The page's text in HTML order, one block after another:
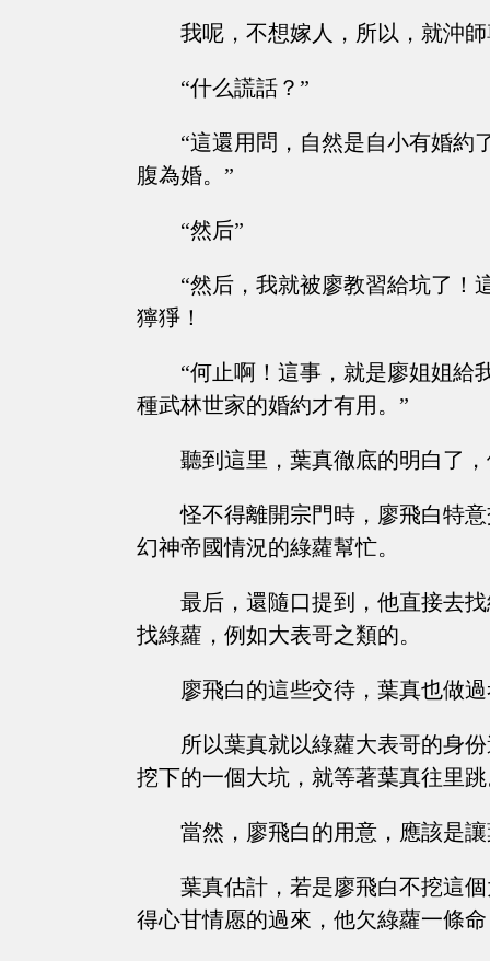
我呢，不想嫁人，所以，就沖
“什么謊話？”
“這還用問，自然是自小有婚約
腹為婚。”
“然后”
“然后，我就被廖教習給坑了！
獰猙！
“何止啊！這事，就是廖姐姐給
種武林世家的婚約才有用。”
聽到這里，葉真徹底的明白了
怪不得離開宗門時，廖飛白特
幻神帝國情況的綠蘿幫忙。
最后，還隨口提到，他直接去
找綠蘿，例如大表哥之類的。
廖飛白的這些交待，葉真也做
所以葉真就以綠蘿大表哥的身
挖下的一個大坑，就等著葉真往里
當然，廖飛白的用意，應該是
葉真估計，若是廖飛白不挖這
得心甘情愿的過來，他欠綠蘿一條